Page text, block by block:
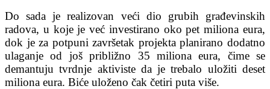
Do sada je realizovan veći dio grubih građevinskih
radova, u koje je već investirano oko pet miliona eura,
dok je za potpuni završetak projekta planirano dodatno
ulaganje od još približno 35 miliona eura, čime se
demantuju tvrdnje aktiviste da je trebalo uložiti deset
miliona eura. Biće uloženo čak četiri puta više.